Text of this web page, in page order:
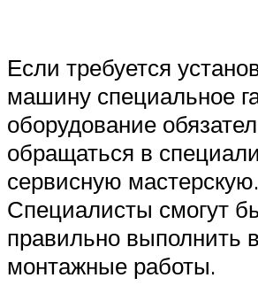
Если требуется
машину специальное
оборудование
обращаться в
сервисную мастерскую.
Специалисты смогут
правильно выполнить
монтажные работы.